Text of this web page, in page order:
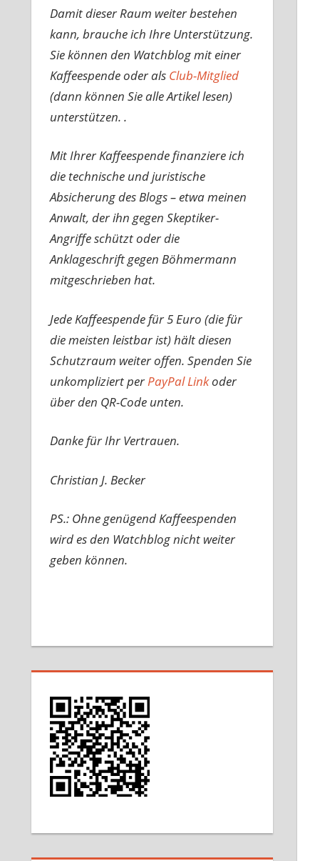
Damit dieser Raum weiter bestehen
kann, brauche ich Ihre Unterstützung.
Sie können den Watchblog mit einer
Kaffeespende oder als Club-Mitglied
(dann können Sie alle Artikel lesen)
unterstützen. .
Mit Ihrer Kaffeespende finanziere ich
die technische und juristische
Absicherung des Blogs – etwa meinen
Anwalt, der ihn gegen Skeptiker-
Angriffe schützt oder die
Anklageschrift gegen Böhmermann
mitgeschrieben hat.
Jede Kaffeespende für 5 Euro (die für
die meisten leistbar ist) hält diesen
Schutzraum weiter offen. Spenden Sie
unkompliziert perPayPal Linkoder
über den QR-Code unten.
Danke für Ihr Vertrauen.
Christian J. Becker
PS.: Ohne genügend Kaffeespenden
wird es den Watchblog nicht weiter
geben können.